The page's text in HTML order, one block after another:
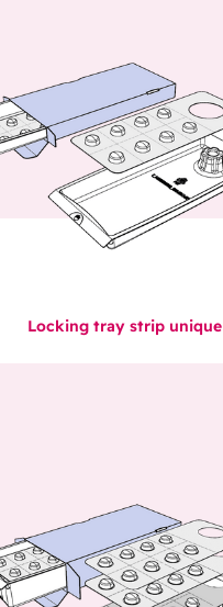
Locking tray strip unique